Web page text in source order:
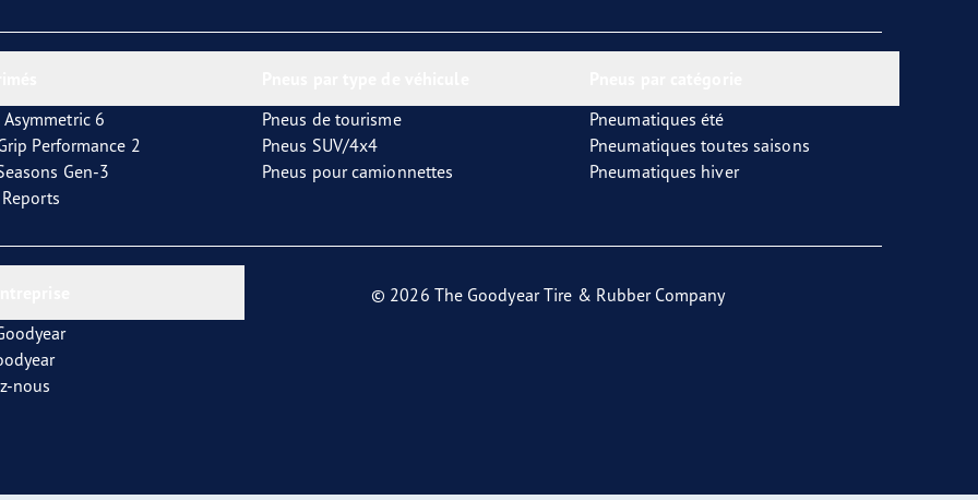
Asymmetric 6
Performance 2
Gen-3
Pneus de tourisme
Pneus SUV/4x4
Pneus pour camionnettes
Pneumatiques été
Pneumatiques toutes saisons
Pneumatiques hiver
nous
© 2026 The Goodyear Tire & Rubber Company